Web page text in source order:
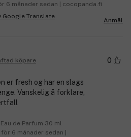
6 månader sedan | cocopanda.fi
Anmäl
köpare 0
er fresh og har en slags
Vanskelig å forklare,
de Parfum 30 ml
6 månader sedan |